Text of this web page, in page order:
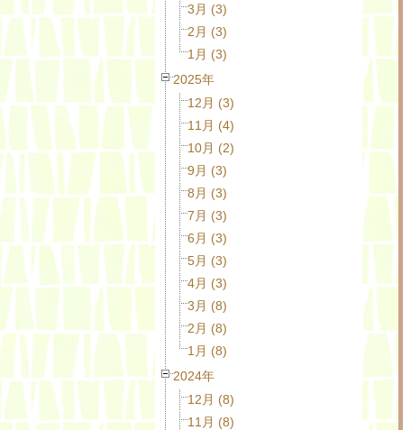
3月 (3)
2月 (3)
1月 (3)
2025年
12月 (3)
11月 (4)
10月 (2)
9月 (3)
8月 (3)
7月 (3)
6月 (3)
5月 (3)
4月 (3)
3月 (8)
2月 (8)
1月 (8)
2024年
12月 (8)
11月 (8)